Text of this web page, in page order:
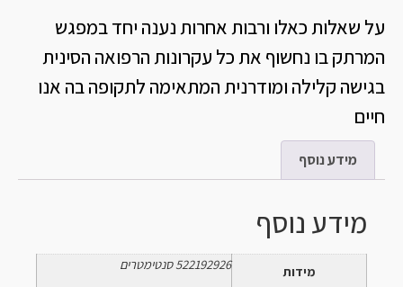
על שאלות כאלו ורבות אחרות נענה יחד במפגש
המרתק בו נחשוף את כל עקרונות הרפואה הסינית
בגישה קלילה ומודרנית המתאימה לתקופה בה אנו
חיים
מידע נוסף
מידע נוסף
מידות 522192926 סנטימטרים